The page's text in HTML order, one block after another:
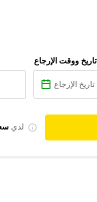
تاريخ ووقت الإرجاع
لدي